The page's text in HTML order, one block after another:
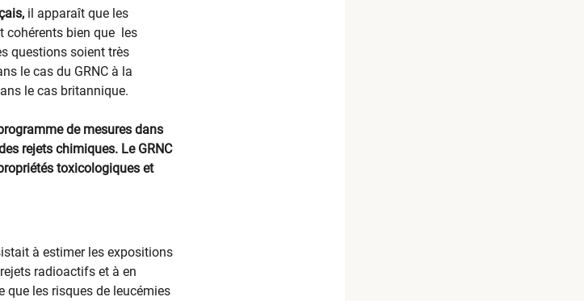
il apparaît que les
cohérents bien que les
questions soient très
le cas du GRNC à la
le cas britannique.
de mesures dans
rejets chimiques. Le GRNC
toxicologiques et
à estimer les expositions
radioactifs et à en
les risques de leucémies